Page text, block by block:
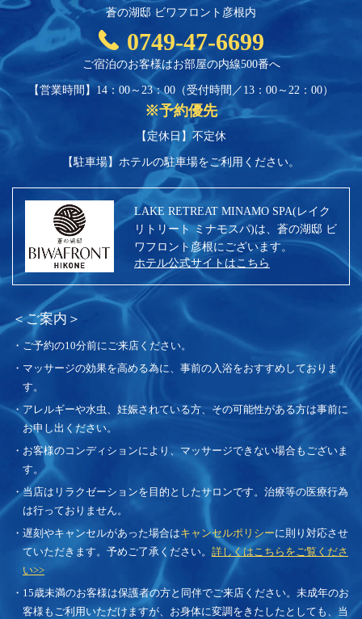
蒼の湖邸 ビワフロント彦根内
0749-47-6699
ご宿泊のお客様はお部屋の内線500番へ
【営業時間】14：00～23：00 （受付時間／13：00～22：00）
※予約優先
【定休日】不定休
【駐車場】 ホテルの駐車場をご利用ください。
LAKE RETREAT MINAMO SPA(レイク
リトリート ミナモスパ)は、蒼の湖邸 ビ
ワフロント彦根にございます。
ホテル公式サイトはこちら
＜ご案内＞
・ご予約の10分前にご来店ください。
・マッサージの効果を高める為に、事前の入浴をおすすめしておりま
す。
・アレルギーや水虫、妊娠されている方、その可能性がある方は事前に
お申し出ください。
・お客様のコンディションにより、マッサージできない場合もございま
す。
・当店はリラクゼーションを目的としたサロンです。治療等の医療行為
は行っておりません。
・遅刻やキャンセルがあった場合はキャンセルポリシーに則り対応させ
ていただきます。予めご了承ください。 詳しくはこちらをご覧くださ
い>>
・15歳未満のお客様は保護者の方と同伴でご来店ください。未成年のお
客様もご利用いただけますが、お身体に変調をきたしたとしても、当